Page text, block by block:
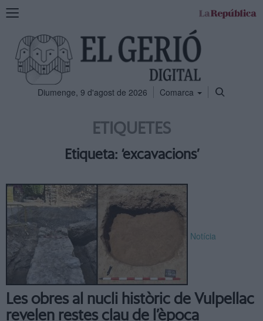
Mostra
navegació
Diumenge, 9 d'agost de 2026 Comarca
ETIQUETES
Etiqueta: ‘excavacions’
Notícia
Les obres al nucli històric de Vulpellac
revelen restes clau de l’època